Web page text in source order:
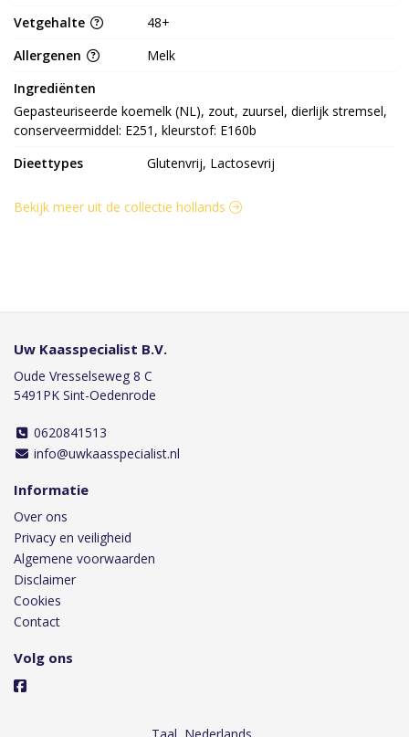
Vetgehalte
48+
Allergenen
Melk
Ingrediënten
Gepasteuriseerde koemelk (NL), zout, zuursel, dierlijk stremsel,
conserveermiddel: E251, kleurstof: E160b
Dieettypes
Glutenvrij, Lactosevrij
Bekijk meer uit de collectie hollands
Uw Kaasspecialist B.V.
Oude Vresselseweg 8 C
5491PK Sint-Oedenrode
0620841513
info@uwkaasspecialist.nl
Informatie
Over ons
Privacy en veiligheid
Algemene voorwaarden
Disclaimer
Cookies
Contact
Volg ons